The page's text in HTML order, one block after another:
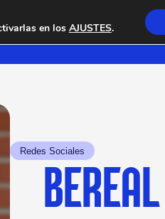
Redes Sociales
en los AJUSTES.